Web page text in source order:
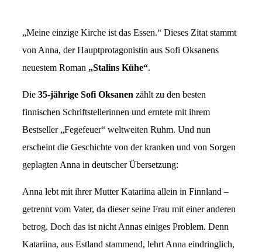
„Meine einzige Kirche ist das Essen.“ Dieses Zitat stammt
von Anna, der Hauptprotagonistin aus Sofi Oksanens
neuestem Roman „Stalins Kühe“.
Die 35-jährige Sofi Oksanen zählt zu den besten
finnischen Schriftstellerinnen und erntete mit ihrem
Bestseller „Fegefeuer“ weltweiten Ruhm. Und nun
erscheint die Geschichte von der kranken und von Sorgen
geplagten Anna in deutscher Übersetzung:
Anna lebt mit ihrer Mutter Katariina allein in Finnland –
getrennt vom Vater, da dieser seine Frau mit einer anderen
betrog. Doch das ist nicht Annas einiges Problem. Denn
Katariina, aus Estland stammend, lehrt Anna eindringlich,